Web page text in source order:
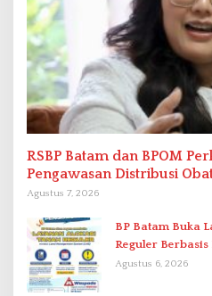
RSBP Batam dan BPOM
Pengawasan Distribusi
Kefarmasian
Agustus 7, 2026
BP Batam Buka
Reguler
Agustus 6, 2026